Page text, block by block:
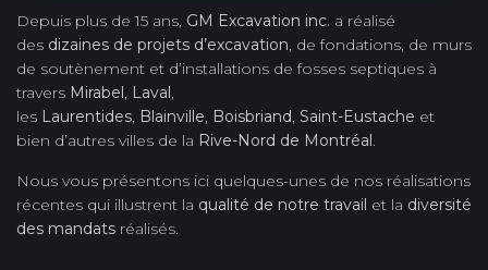
Depuis plus de 15 ans, GM Excavation inc. a réalisé
des dizaines de projets d’excavation, de fondations, de murs
de soutènement et d’installations de fosses septiques à
travers Mirabel, Laval,
les Laurentides, Blainville, Boisbriand, Saint-Eustache et
bien d’autres villes de la Rive-Nord de Montréal.
Nous vous présentons ici quelques-unes de nos réalisations
récentes qui illustrent la qualité de notre travail et la diversité
des mandats réalisés.